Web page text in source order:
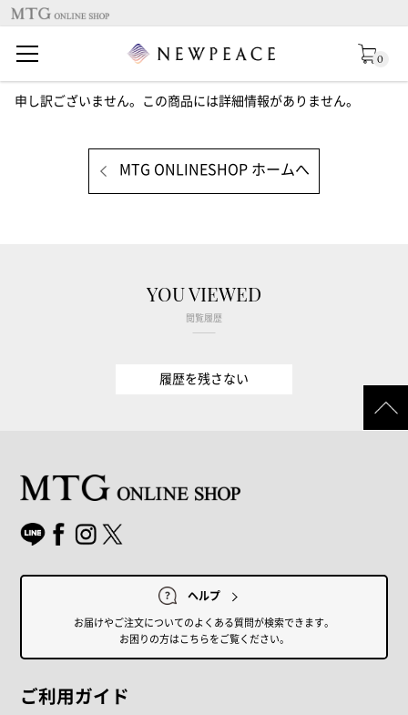
0
申し訳ございません。この商品には詳細情報がありません。
MTG ONLINESHOP ホームへ
YOU VIEWED
閲覧履歴
履歴を残さない
ヘルプ
お届けやご注文についてのよくある質問が検索できます。
お困りの方はこちらをご覧ください。
ご利用ガイド